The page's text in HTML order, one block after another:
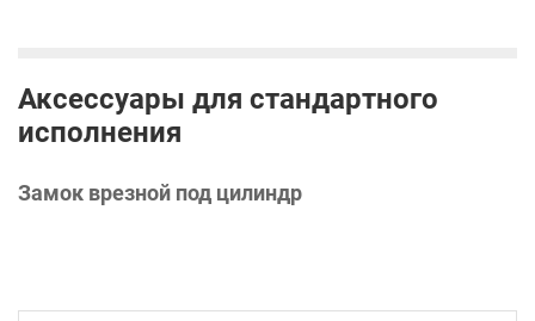
Аксессуары для стандартного
исполнения
Замок врезной под цилиндр